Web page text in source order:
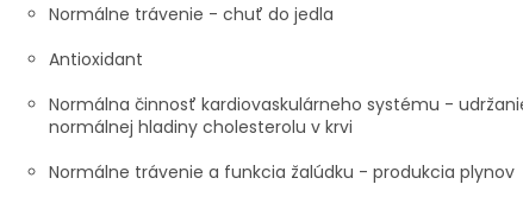
Normálne trávenie - chuť do jedla
Antioxidant
Normálna činnosť kardiovaskulárneho systému -
normálnej hladiny cholesterolu v krvi
Normálne trávenie a funkcia žalúdku - produkcia plynov